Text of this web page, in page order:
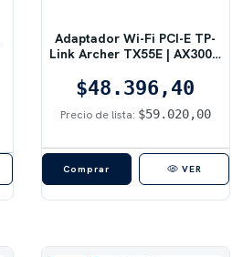
Adaptador Wi-Fi PCI-E TP-
Link Archer TX55E | AX3000,
$48.396,40
Precio de lista: $59.020,00
VER